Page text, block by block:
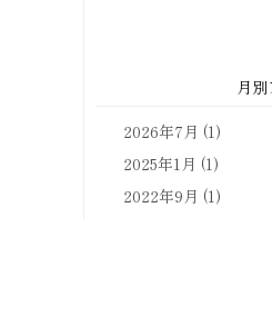
月
2026年7月 (1)
2025年1月 (1)
2022年9月 (1)